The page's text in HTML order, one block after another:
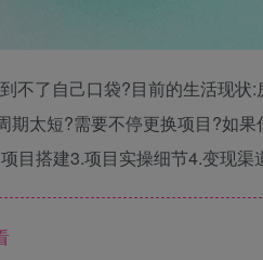
不了自己口袋?目前的生活现状
太短?需要不停更换项目?如
目搭建3.项目实操细节4.变现渠